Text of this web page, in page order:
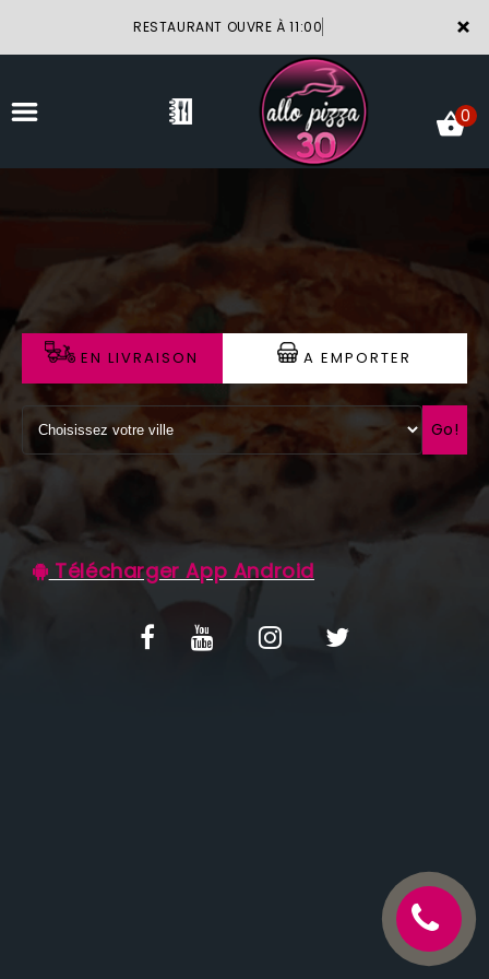
×
RESTAURANT OUVRE À 11:00
LA CARTE
VOTRE COMPTE
NOTRE RESTAURANT
VOS AVIS
MENTIONS LÉGALES
0
EN LIVRAISON A EMPORTER
Go!
Télécharger App Android